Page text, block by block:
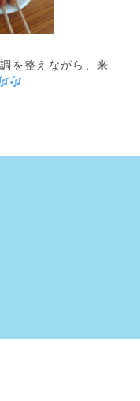
を整えながら、来